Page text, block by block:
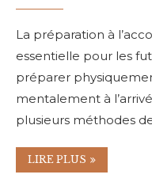
La préparation à
essentielle pour les
préparer
mentalement à
plusieurs méthodes
LIRE PLUS